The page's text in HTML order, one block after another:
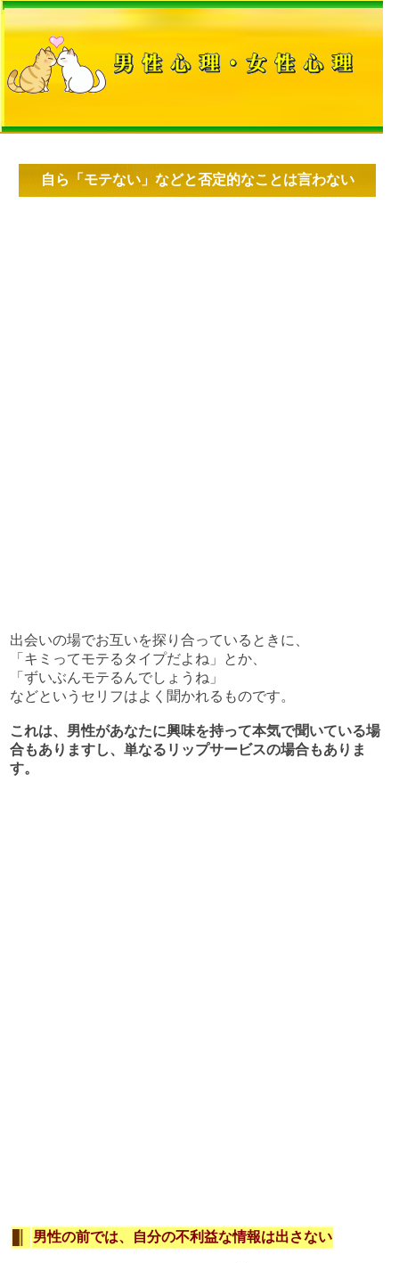
自ら「モテない」などと否定的なことは言わない
出会いの場でお互いを探り合っているときに、
「キミってモテるタイプだよね」とか、
「ずいぶんモテるんでしょうね」
などというセリフはよく聞かれるものです。
これは、男性があなたに興味を持って本気で聞いている場
合もありますし、単なるリップサービスの場合もありま
す。
男性の前では、自分の不利益な情報は出さない